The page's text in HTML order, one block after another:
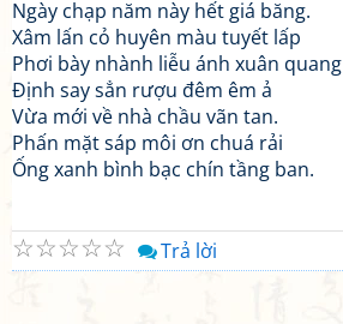
Ngày chạp năm này hết giá băng.
Xâm lấn cỏ huyên màu tuyết lấp
Phơi bày nhành liễu ánh xuân quang
Định say sẳn rượu đêm êm ả
Vừa mới về nhà chầu vãn tan.
Phấn mặt sáp môi ơn chuá rải
Ống xanh bình bạc chín tầng ban.
☆
☆
☆
☆
☆ Trả lời